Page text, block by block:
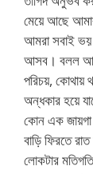
মেয়ে আছে
আমরা সবাই
আসব। বলল
পরিচয়, কোথায়
অন্ধকার হয়ে
কোন এক
বাড়ি ফিরতে
লোকটার